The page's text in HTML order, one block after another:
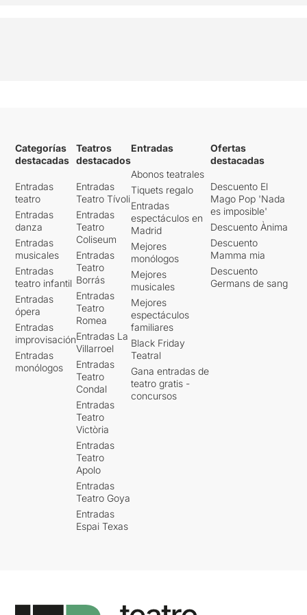
Categorías
destacadas
Entradas
teatro
Entradas
danza
Entradas
musicales
Entradas
teatro infantil
Entradas
ópera
Entradas
improvisación
Entradas
monólogos
Teatros
destacados
Entradas
Teatro Tívoli
Entradas
Teatro
Coliseum
Entradas
Teatro
Borrás
Entradas
Teatro
Romea
Entradas La
Villarroel
Entradas
Teatro
Condal
Entradas
Teatro
Victòria
Entradas
Teatro
Apolo
Entradas
Teatro Goya
Entradas
Espai Texas
Entradas
Abonos teatrales
Tiquets regalo
Entradas
espectáculos en
Madrid
Mejores
monólogos
Mejores
musicales
Mejores
espectáculos
familiares
Black Friday
Teatral
Gana entradas de
teatro gratis -
concursos
Ofertas
destacadas
Descuento El
Mago Pop 'Nada
es imposible'
Descuento Ànima
Descuento
Mamma mia
Descuento
Germans de sang